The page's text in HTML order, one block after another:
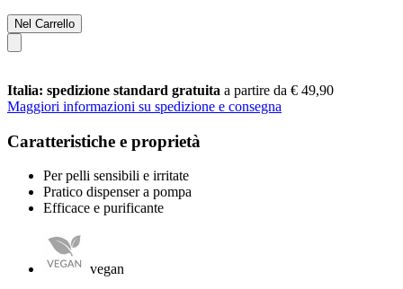
Nel Carrello
Italia: spedizione standard gratuita a partire da € 49,90
Maggiori informazioni su spedizione e consegna
Caratteristiche e proprietà
Per pelli sensibili e irritate
Pratico dispenser a pompa
Efficace e purificante
vegan